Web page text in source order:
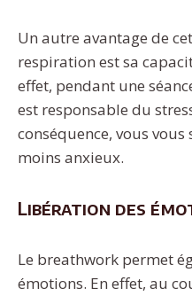
Un autre avantage de
respiration est sa
effet, pendant une
est responsable du
conséquence, vous
moins anxieux.
Libération des
Le breathwork permet
émotions. En effet, au